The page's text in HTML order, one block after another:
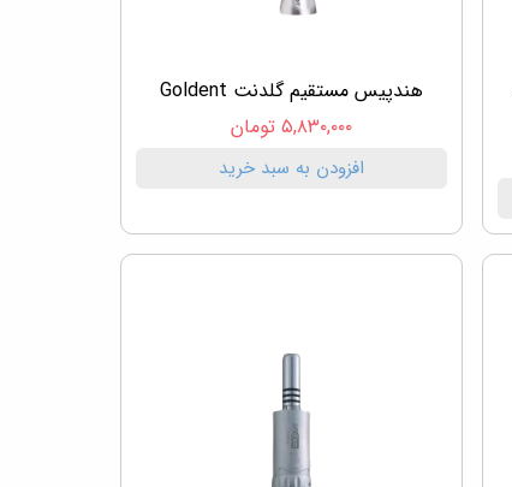
هندپیس مستقیم گلدنت Goldent
۵,۸۳۰,۰۰۰ تومان
افزودن به سبد خرید